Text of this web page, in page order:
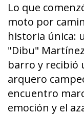
Lo que
moto por
historia única:
"Dibu"
barro y recibió
arquero
encuentro
emoción y el